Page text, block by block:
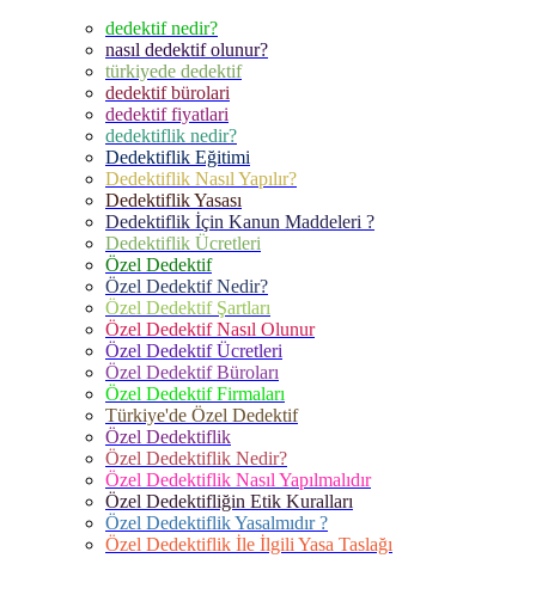
dedektif nedir?
nasıl dedektif olunur?
türkiyede dedektif
dedektif bürolari
dedektif fiyatlari
dedektiflik nedir?
Dedektiflik Eğitimi
Dedektiflik Nasıl Yapılır?
Dedektiflik Yasası
Dedektiflik İçin Kanun Maddeleri ?
Dedektiflik Ücretleri
Özel Dedektif
Özel Dedektif Nedir?
Özel Dedektif Şartları
Özel Dedektif Nasıl Olunur
Özel Dedektif Ücretleri
Özel Dedektif Büroları
Özel Dedektif Firmaları
Türkiye'de Özel Dedektif
Özel Dedektiflik
Özel Dedektiflik Nedir?
Özel Dedektiflik Nasıl Yapılmalıdır
Özel Dedektifliğin Etik Kuralları
Özel Dedektiflik Yasalmıdır ?
Özel Dedektiflik İle İlgili Yasa Taslağı